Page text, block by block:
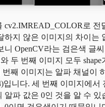
cv2.IMREAD_COLOR로 전
하지 않은 이미지의 차이는
니 OpenCV라는 검은색 글
두 번째 이미지 모두 shape
번째 이미지는 알파 채널이
입니다. 세 번째 이미지에서
알파 값은 0인 것을 알 수 있